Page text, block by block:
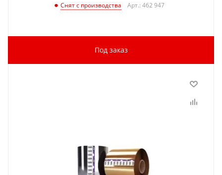
Снят с производства Арт.: 462 947
Под заказ